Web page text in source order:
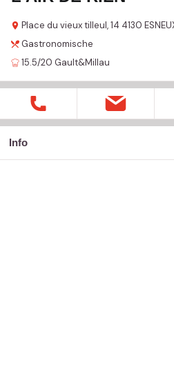
Place du vieux tilleul, 14 4130
Gastronomische
15.5/20 Gault&Millau
Info